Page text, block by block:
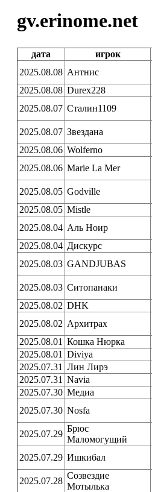
gv.erinome.net
дата игрок
2025.08.08 Антнис
2025.08.08 Durex228
2025.08.07 Сталин1109
2025.08.07 Звездана
2025.08.06 Wolferno
2025.08.06 Marie La Mer
2025.08.05 Godville
2025.08.05 Mistle
2025.08.04 Аль Ноир
2025.08.04 Дискурс
2025.08.03 GANDJUBAS
2025.08.03 Ситопанаки
2025.08.02 DHK
2025.08.02 Архитрах
2025.08.01 Кошка Нюрка
2025.08.01 Diviya
2025.07.31 Лин Лирэ
2025.07.31 Navia
2025.07.30 Медиа
2025.07.30 Nosfa
2025.07.29
Брюс
Маломогущий
2025.07.29 Ишкибал
2025.07.28
Созвездие
Мотылька